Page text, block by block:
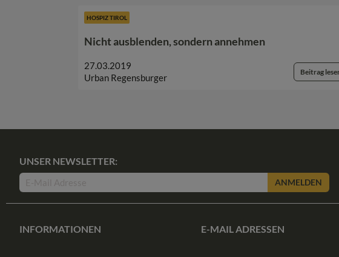
HOSPIZ TIROL
Nicht ausblenden, sondern annehmen
27.03.2019
Urban Regensburger
Beitrag
UNSER NEWSLETTER:
ANMELDEN
INFORMATIONEN E-MAIL ADRESSEN